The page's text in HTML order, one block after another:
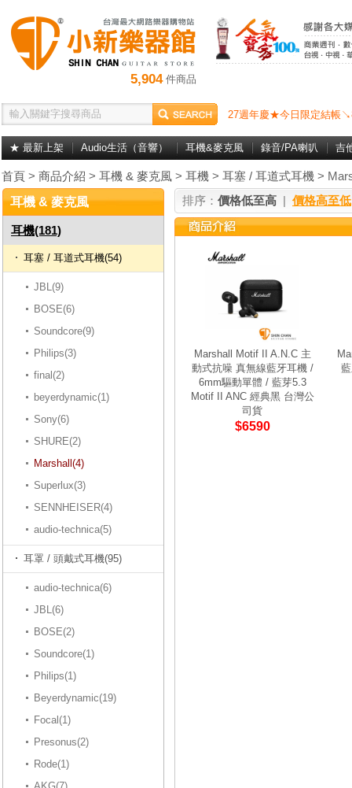
5,904件商品
27週年慶★今日限定結帳
★ 最新上架 Audio生活（音響） 耳機&麥克風 錄音/PA喇叭 吉
首頁 > 商品介紹 > 耳機 & 麥克風 > 耳機 > 耳塞 / 耳道式耳機 >
耳機 & 麥克風
耳機(181)
耳塞 / 耳道式耳機(54)
JBL(9)
BOSE(6)
Soundcore(9)
Philips(3)
final(2)
beyerdynamic(1)
Sony(6)
SHURE(2)
Marshall(4)
Superlux(3)
SENNHEISER(4)
audio-technica(5)
耳罩 / 頭戴式耳機(95)
audio-technica(6)
JBL(6)
BOSE(2)
Soundcore(1)
Philips(1)
Beyerdynamic(19)
Focal(1)
Presonus(2)
Rode(1)
排序： 價格低至高 | 價格高至低
Marshall Motif II A.N.C 主
動式抗噪 真無線藍牙耳機 /
6mm驅動單體 / 藍芽5.3
Motif II ANC 經典黑 台灣公
司貨
$6590